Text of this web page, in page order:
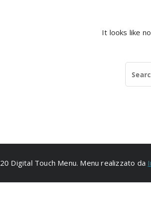
It looks like
Digital Touch Menu. Menu realizzato da